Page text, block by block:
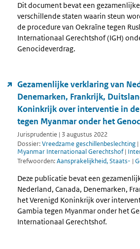
Dit document bevat een
verschillende staten waarin steun
de procedure van Oekraïne tegen
Internationaal Gerechtshof (IGH)
Genocideverdrag.
Gezamenlijke verklaring van
Denemarken, Frankrijk,
Koninkrijk over interventie in de
tegen Myanmar onder het
Jurisprudentie | 3 augustus 2022
Dossier:Vreedzame geschillenbeslechting |
Myanmar Internationaal Gerechtshof|
Trefwoorden:Aansprakelijkheid, Staats- |
Deze publicatie bevat een
Nederland, Canada, Denemarken,
het Verenigd Koninkrijk over
Gambia tegen Myanmar onder het
Internationaal Gerechtshof.